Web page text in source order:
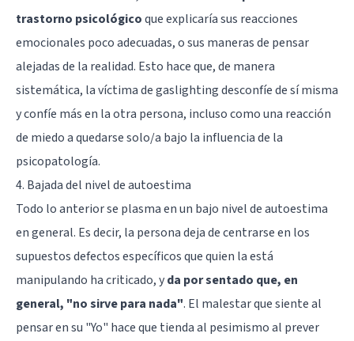
trastorno psicológicoque explicaría sus reacciones
emocionales poco adecuadas, o sus maneras de pensar
alejadas de la realidad. Esto hace que, de manera
sistemática, la víctima de gaslighting desconfíe de sí misma
y confíe más en la otra persona, incluso como una reacción
de miedo a quedarse solo/a bajo la influencia de la
psicopatología.
4. Bajada del nivel de autoestima
Todo lo anterior se plasma en un bajo nivel de autoestima
en general. Es decir, la persona deja de centrarse en los
supuestos defectos específicos que quien la está
manipulando ha criticado, yda por sentado que, en
general, "no sirve para nada". El malestar que siente al
pensar en su "Yo" hace que tienda al pesimismo al prever